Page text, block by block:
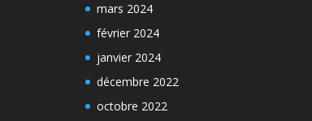
mars 2024
février 2024
janvier 2024
décembre 2022
octobre 2022